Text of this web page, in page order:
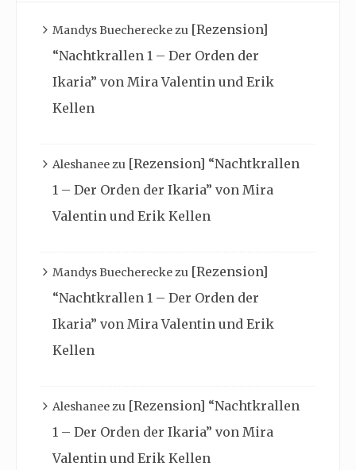
Mandys Buechereckezu [Rezension]
“Nachtkrallen 1 – Der Orden der
Ikaria” von Mira Valentin und Erik
Kellen
Aleshaneezu [Rezension] “Nachtkrallen
1 – Der Orden der Ikaria” von Mira
Valentin und Erik Kellen
Mandys Buechereckezu [Rezension]
“Nachtkrallen 1 – Der Orden der
Ikaria” von Mira Valentin und Erik
Kellen
Aleshaneezu [Rezension] “Nachtkrallen
1 – Der Orden der Ikaria” von Mira
Valentin und Erik Kellen